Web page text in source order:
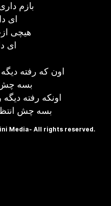
بازم
ای
هیچی
ای
اون که رفته
بسه چش
اونکه رفته
بسه چش
Media- All rights reserved.